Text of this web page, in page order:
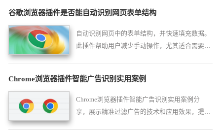
谷歌浏览器插件是否能自动识别网页表单结构
自动识别网页中的表单结构，并快速填充数据。
此插件帮助用户减少手动操作，尤其适合需要频
Chrome浏览器插件智能广告识别实用案例
Chrome浏览器插件智能广告识别实用案例分
享，展示精准过滤广告的技术和应用效果，提升